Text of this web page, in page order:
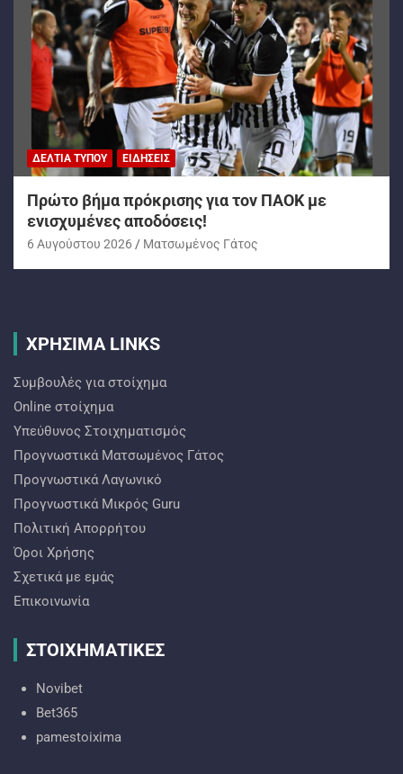
ΔΕΛΤΊΑ ΤΎΠΟΥ ΕΙΔΉΣΕΙΣ
Πρώτο βήμα πρόκρισης για τον ΠΑΟΚ με
ενισχυμένες αποδόσεις!
6 Αυγούστου 2026 Ματσωμένος Γάτος
ΧΡΗΣΙΜΑ LINKS
Συμβουλές για στοίχημα
Online στοίχημα
Υπεύθυνος Στοιχηματισμός
Προγνωστικά Ματσωμένος Γάτος
Προγνωστικά Λαγωνικό
Προγνωστικά Mικρός Guru
Πολιτική Απορρήτου
Όροι Χρήσης
Σχετικά με εμάς
Επικοινωνία
ΣΤΟΙΧΗΜΑΤΙΚΕΣ
Novibet
Bet365
pamestoixima